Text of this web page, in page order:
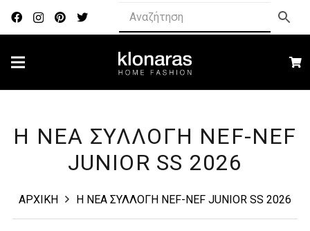
Η ΝΕΑ ΣΥΛΛΟΓΗ NEF-NEF
JUNIOR SS 2026
ΑΡΧΙΚΗ Η ΝΕΑ ΣΥΛΛΟΓΗ NEF-NEF JUNIOR SS 2026